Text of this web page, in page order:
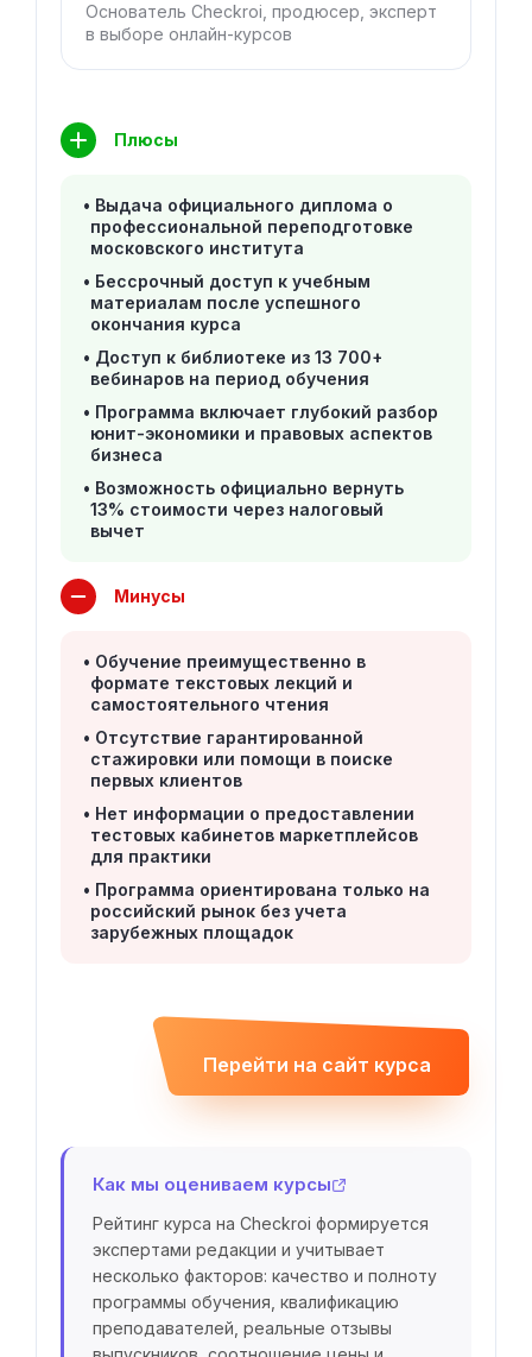
Основатель Checkroi, продюсер, эксперт
в выборе онлайн-курсов
Плюсы
Выдача официального диплома о
профессиональной переподготовке
московского института
Бессрочный доступ к учебным
материалам после успешного
окончания курса
Доступ к библиотеке из 13 700+
вебинаров на период обучения
Программа включает глубокий разбор
юнит-экономики и правовых аспектов
бизнеса
Возможность официально вернуть
13% стоимости через налоговый
вычет
Минусы
Обучение преимущественно в
формате текстовых лекций и
самостоятельного чтения
Отсутствие гарантированной
стажировки или помощи в поиске
первых клиентов
Нет информации о предоставлении
тестовых кабинетов маркетплейсов
для практики
Программа ориентирована только на
российский рынок без учета
зарубежных площадок
Перейти на сайт курса
Как мы оцениваем курсы
Рейтинг курса на Checkroi формируется
экспертами редакции и учитывает
несколько факторов: качество и полноту
программы обучения, квалификацию
преподавателей, реальные отзывы